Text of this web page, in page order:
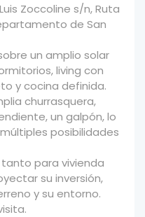
Zoccoline s/n, Ruta
de San
un amplio solar
living con
y cocina definida.
churrasquera,
un galpón, lo
posibilidades
para vivienda
su inversión,
y su entorno.